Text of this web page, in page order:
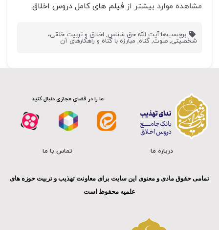
مشاهده موارد بیشتر از فیلم های کامل دروس اخلاق
برچسب‌ها:آیت الله حق شناس, اخلاق و تربیت خلقی،
شخصیتی, صوت, گناه, مبارزه با گناه و راهکارهای آن
ما را در فضای مجازی دنبال کنید
درباره ما تماس با ما
تمامی حقوق مادی و معنوی این سایت برای معاونت تهذیب و تربیت حوزه های
علمیه محفوظ است